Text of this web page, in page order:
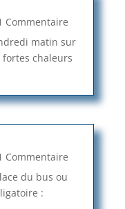
matin sur
fortes chaleurs
du bus ou
: